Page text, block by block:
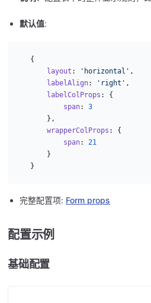
默认值:
  {
      layout
: 'horizontal' ,
      labelAlign
: 'right' ,
      labelColProps
: {
          span
: 3
      },
      wrapperColProps
: {
          span
: 21
      }
  }
完整配置项: Form props
配置示例
基础配置